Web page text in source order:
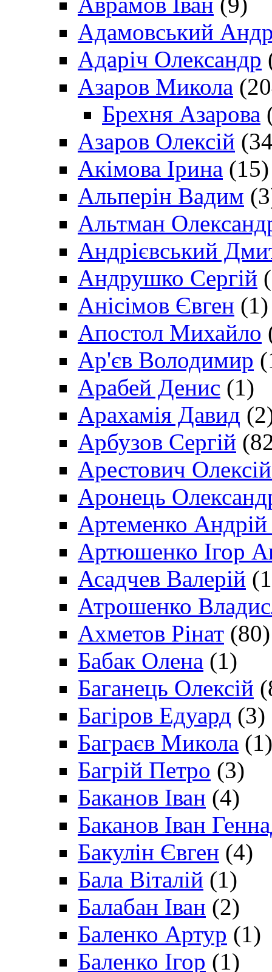
Адамовський
Адаріч Олександр
Азаров Микола
Брехня Азарова
Азаров Олексій
Акімова Ірина (15)
Альперін Вадим
Альтман
Андрієвський
Андрушко Сергій
Анісімов Євген (1)
Апостол Михайло
Ар'єв Володимир
Арабей Денис (1)
Арахамія Давид
Арбузов Сергій
Арестович
Аронець
Артеменко Андрій
Артюшенко Ігор
Асадчев Валерій
Атрошенко
Ахметов Рінат (80)
Бабак Олена (1)
Баганець Олексій
Багіров Едуард (3)
Баграєв Микола (1)
Багрій Петро (3)
Баканов Іван (4)
Баканов Іван
Бакулін Євген (4)
Бала Віталій (1)
Балабан Іван (2)
Баленко Артур (1)
Баленко Ігор (1)